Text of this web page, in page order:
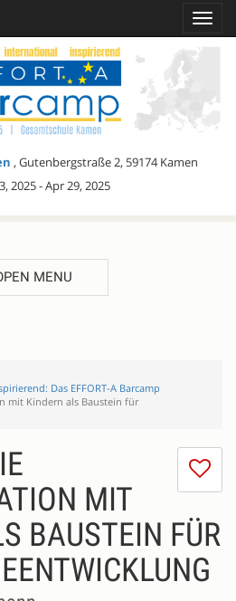
, Gutenbergstraße 2, 59174 Kamen
2025 - Apr 29, 2025
MENU
Das EFFORT-A Barcamp
mit Kindern als Baustein für
I
MIT
BAUSTEIN FÜR